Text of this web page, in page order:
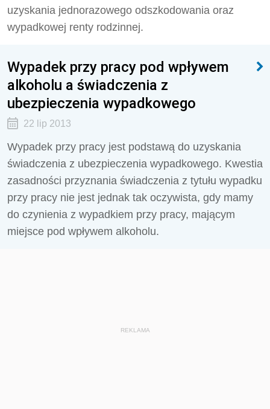
uzyskania jednorazowego odszkodowania oraz
wypadkowej renty rodzinnej.
Wypadek przy pracy pod wpływem
alkoholu a świadczenia z
ubezpieczenia wypadkowego
22 lip 2013
Wypadek przy pracy jest podstawą do uzyskania
świadczenia z ubezpieczenia wypadkowego. Kwestia
zasadności przyznania świadczenia z tytułu wypadku
przy pracy nie jest jednak tak oczywista, gdy mamy
do czynienia z wypadkiem przy pracy, mającym
miejsce pod wpływem alkoholu.
REKLAMA